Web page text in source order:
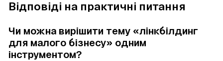
Відповіді на практичні питання
Чи можна вирішити тему «лінкбілдинг
для малого бізнесу» одним
інструментом?